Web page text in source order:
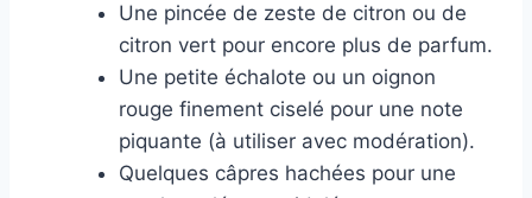
Une pincée de zeste de citron ou de
citron vert pour encore plus de parfum.
Une petite échalote ou un oignon
rouge finement ciselé pour une note
piquante (à utiliser avec modération).
Quelques câpres hachées pour une